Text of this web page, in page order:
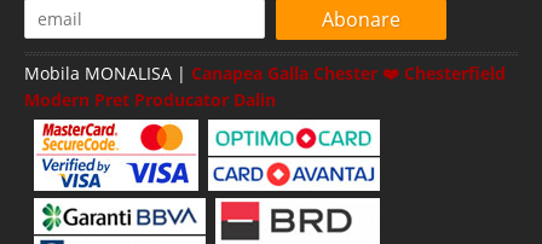
Abonare
Mobila MONALISA | Canapea Galla Chester ❤️ Chesterfield
Modern Pret Producator Dalin